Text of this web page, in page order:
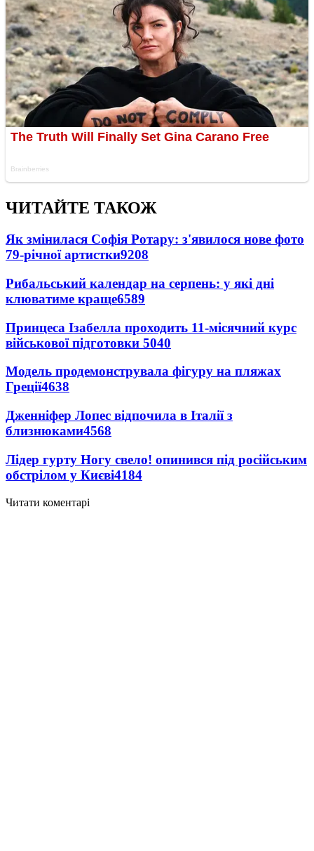
ЧИТАЙТЕ ТАКОЖ
Як змінилася Софія Ротару: з'явилося нове фото
79-річної артистки9208
Рибальський календар на серпень: у які дні
клюватиме краще6589
Принцеса Ізабелла проходить 11-місячний курс
військової підготовки 5040
Модель продемонструвала фігуру на пляжах
Греції4638
Дженніфер Лопес відпочила в Італії з
близнюками4568
Лідер гурту Ногу свело! опинився під російським
обстрілом у Києві4184
Читати коментарі